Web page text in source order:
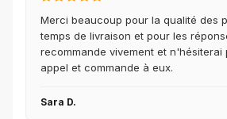
Merci beaucoup pour la qualité des
temps de livraison et pour les
recommande vivement et n'hésiterai
appel et commande à eux.
Sara D.